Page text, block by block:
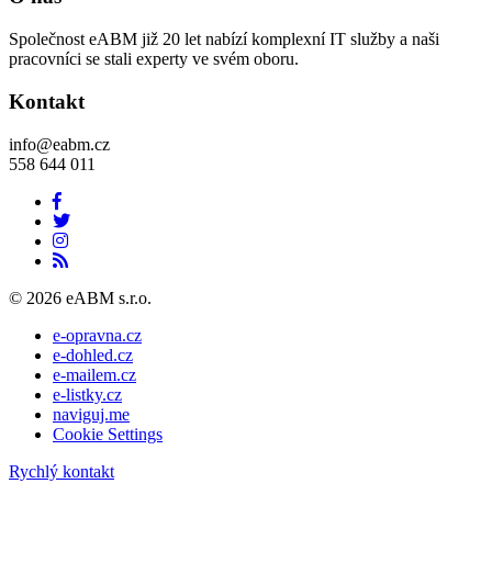
Společnost eABM již 20 let nabízí komplexní IT služby a naši
pracovníci se stali experty ve svém oboru.
Kontakt
info@eabm.cz
558 644 011
© 2026 eABM s.r.o.
e-opravna.cz
e-dohled.cz
e-mailem.cz
e-listky.cz
naviguj.me
Cookie Settings
Rychlý kontakt